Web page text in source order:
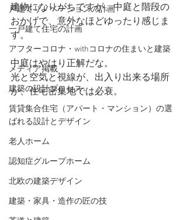
戸建てリノベーションの計画
一戸建て住宅の計画
アフターコロナ・withコロナの住まいと建築
メディア掲載
建築の設計プロセス
賃貸集合住宅（アパート・マンション）の選
ばれる設計とデザイン
老人ホーム
認知症グループホーム
北欧の建築デザイン
建築・家具・造作の匠の技
建物になりがちですが、中庭と階段の
おかげで、意外なほどゆったり感じま
す。
中庭はやはり正解だな。
光と空気と視線が、出入り出来る場所
が、住宅密集地では必衰。